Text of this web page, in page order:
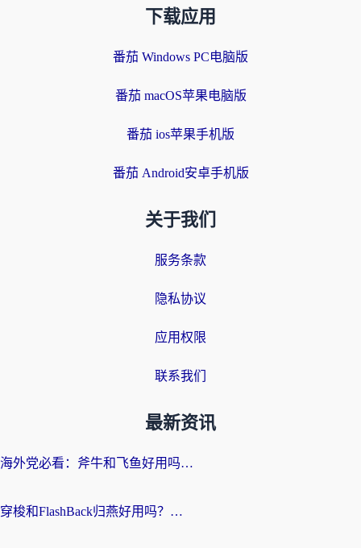
下载应用
番茄 Windows PC电脑版
番茄 macOS苹果电脑版
番茄 ios苹果手机版
番茄 Android安卓手机版
关于我们
服务条款
隐私协议
应用权限
联系我们
最新资讯
海外党必看：斧牛和飞鱼好用吗？3步选对回国加速器，无缝刷剧玩国服
穿梭和FlashBack归燕好用吗？海外党亲测3款热门回国加速器，教你选对不踩坑